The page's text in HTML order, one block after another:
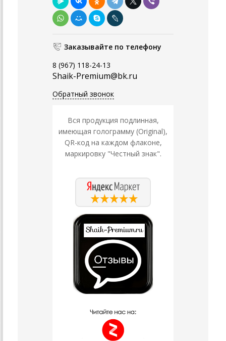
Заказывайте по телефону
8 (967) 118-24-13
Shaik-Premium@bk.ru
Обратный звонок
Вся продукция подлинная,
имеющая голограмму (Original),
QR-код на каждом флаконе,
маркировку "Честный знак".